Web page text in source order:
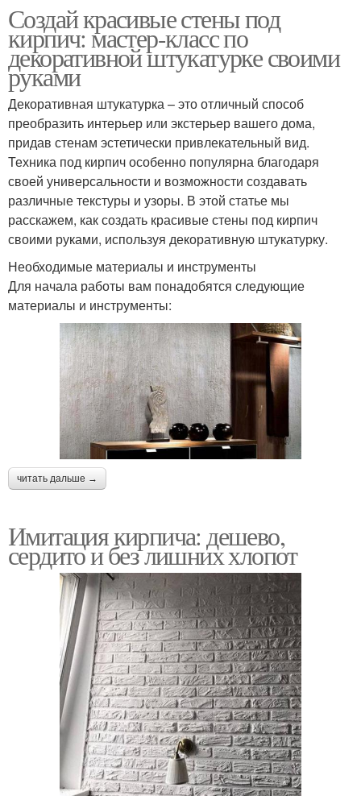
Создай красивые стены под
кирпич: мастер-класс по
декоративной штукатурке своими
руками
Декоративная штукатурка – это отличный способ
преобразить интерьер или экстерьер вашего дома,
придав стенам эстетически привлекательный вид.
Техника под кирпич особенно популярна благодаря
своей универсальности и возможности создавать
различные текстуры и узоры. В этой статье мы
расскажем, как создать красивые стены под кирпич
своими руками, используя декоративную штукатурку.
Необходимые материалы и инструменты
Для начала работы вам понадобятся следующие
материалы и инструменты:
читать дальше →
Имитация кирпича: дешево,
сердито и без лишних хлопот